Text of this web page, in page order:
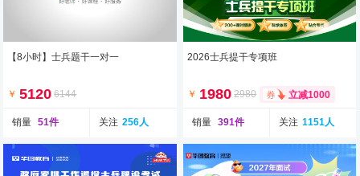
【8小时】士兵题干一对一
￥ 5120 6144
销量 51件 关注 256人
2026士兵提干专项班
￥ 1980 2980 立减1000
销量 391件 关注 1151人